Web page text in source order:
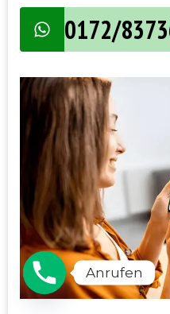
0172/
Anrufen